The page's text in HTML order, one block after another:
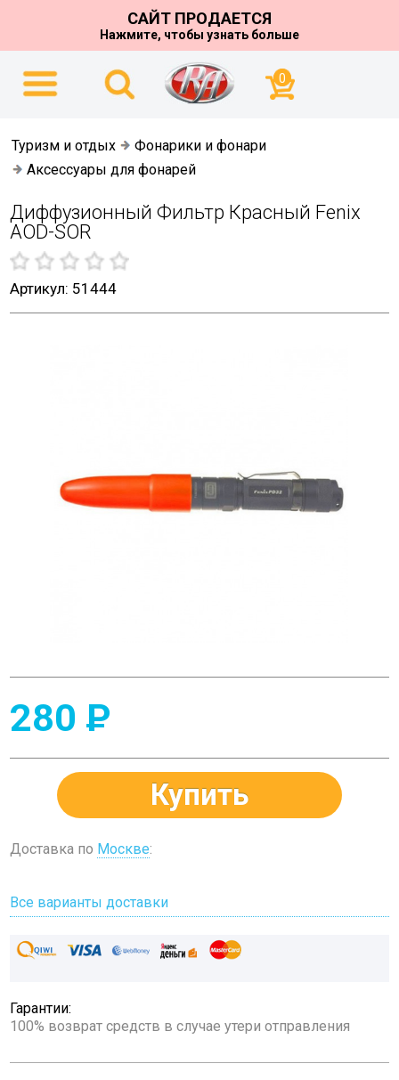
САЙТ ПРОДАЕТСЯ
Нажмите, чтобы узнать больше
0
Туризм и отдых
Фонарики и фонари
Аксессуары для фонарей
Диффузионный Фильтр Красный Fenix
AOD-SOR
Артикул: 51444
280 P
Купить
Доставка по Москве:
Все варианты доставки
Гарантии:
100% возврат средств в случае утери отправления